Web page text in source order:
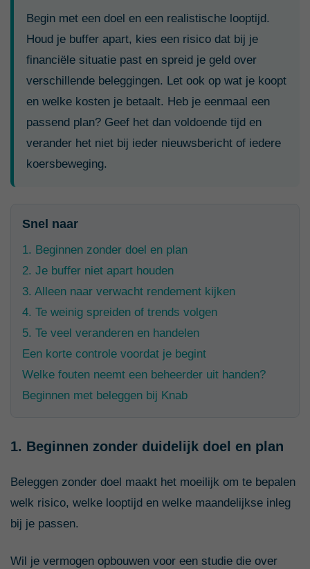
Begin met een doel en een realistische looptijd.
Houd je buffer apart, kies een risico dat bij je
financiële situatie past en spreid je geld over
verschillende beleggingen. Let ook op wat je koopt
en welke kosten je betaalt. Heb je eenmaal een
passend plan? Geef het dan voldoende tijd en
verander het niet bij ieder nieuwsbericht of iedere
koersbeweging.
Snel naar
1. Beginnen zonder doel en plan
2. Je buffer niet apart houden
3. Alleen naar verwacht rendement kijken
4. Te weinig spreiden of trends volgen
5. Te veel veranderen en handelen
Een korte controle voordat je begint
Welke fouten neemt een beheerder uit handen?
Beginnen met beleggen bij Knab
1. Beginnen zonder duidelijk doel en plan
Beleggen zonder doel maakt het moeilijk om te bepalen
welk risico, welke looptijd en welke maandelijkse inleg
bij je passen.
Wil je vermogen opbouwen voor een studie die over